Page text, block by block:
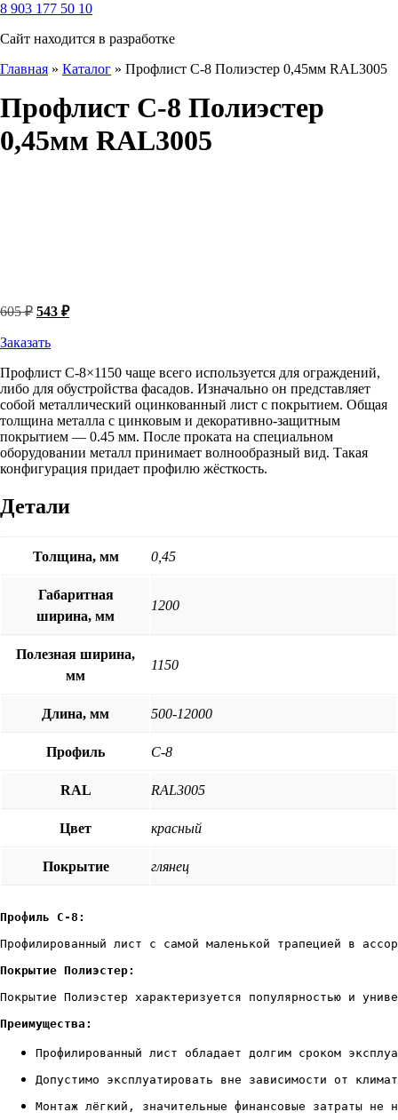
8 903 177 50 10
Сайт находится в разработке
Главная » Каталог » Профлист С-8 Полиэстер 0,45мм RAL3005
Профлист С-8 Полиэстер
0,45мм RAL3005
605₽ Первоначальная
составляла
543 ₽Текущая
Заказать
Профлист С-8×1150 чаще всего используется для ограждений,
либо для обустройства фасадов. Изначально он представляет
собой металлический оцинкованный лист с покрытием. Общая
толщина металла с цинковым и декоративно-защитным
покрытием — 0.45 мм. После проката на специальном
оборудовании металл принимает волнообразный вид. Такая
конфигурация придает профилю жёсткость.
Детали
Толщина, мм 0,45
Габаритная
ширина, мм
1200
Полезная ширина,
мм
1150
Длина, мм 500-12000
Профиль С-8
RAL RAL3005
Цвет красный
Покрытие глянец
Профилированный лист с самой маленькой трапецией в
Покрытие Полиэстер:
Покрытие Полиэстер характеризуется популярностью и
Преимущества:
Профилированный лист обладает долгим сроком
Допустимо эксплуатировать вне зависимости от
Монтаж лёгкий, значительные финансовые затраты не